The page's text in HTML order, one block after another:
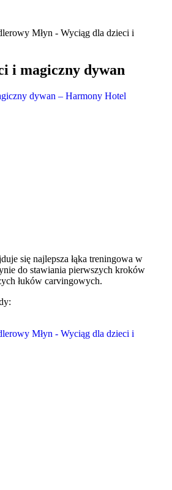
i magiczny dywan
się najlepsza łąka treningowa w
do stawiania pierwszych kroków
łuków carvingowych.